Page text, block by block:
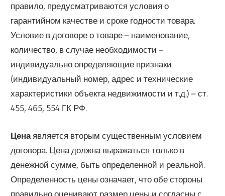
правило, предусматриваются условия о
гарантийном качестве и сроке годности товара.
Условие в договоре о товаре – наименование,
количество, в случае необходимости –
индивидуально определяющие признаки
(индивидуальный номер, адрес и технические
характеристики объекта недвижимости и т.д.) – ст.
455, 465, 554 ГК РФ.
Ценаявляется вторым существенным условием
договора. Цена должна выражаться только в
денежной сумме, быть определенной и реальной.
Определенность цены означает, что обе стороны
правильно оценивают размер цены и согласны с